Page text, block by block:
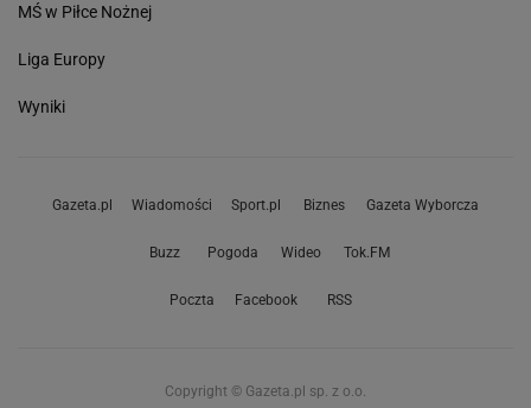
MŚ w Piłce Nożnej
Liga Europy
Wyniki
Gazeta.pl Wiadomości Sport.pl Biznes Gazeta Wyborcza
Buzz Pogoda Wideo Tok.FM
Poczta Facebook RSS
Copyright © Gazeta.pl sp. z o.o.